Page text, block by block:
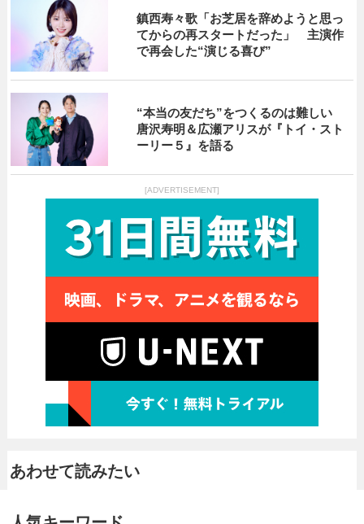
鎮西寿々歌「お芝居を辞めようと思っ
てからの再スタートだった」 主演作
で再会した“演じる喜び”
“本当の友だち”をつくるのは難しい
唐沢寿明＆広瀬アリスが『トイ・スト
ーリー５』を語る
[ADVERTISEMENT]
あわせて読みたい